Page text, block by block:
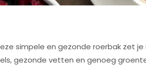
simpele en gezonde roerbak zet je
gezonde vetten en genoeg